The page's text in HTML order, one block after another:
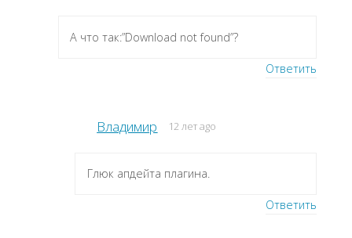
А что так:”Download not found”?
Ответить
Владимир 12 лет ago
Глюк апдейта плагина.
Ответить